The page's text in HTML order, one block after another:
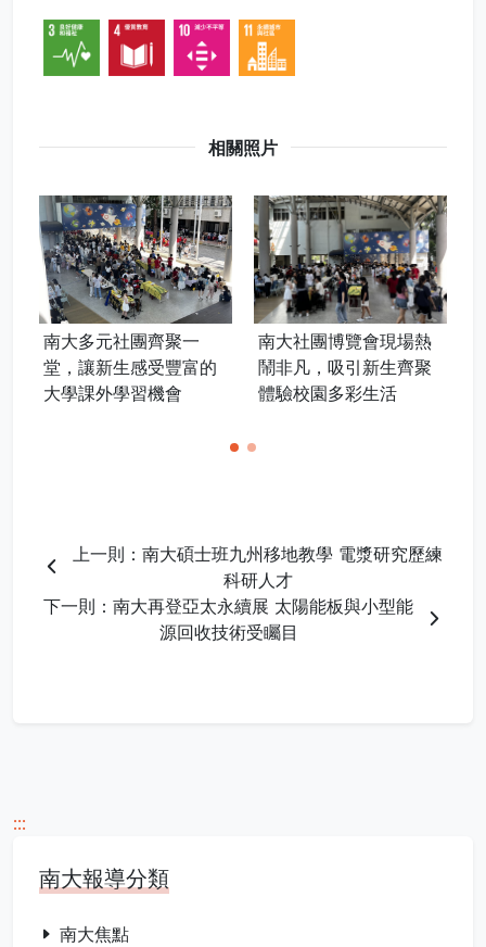
相關照片
南大多元社團齊聚一
堂，讓新生感受豐富的
大學課外學習機會
南大社團博覽會現場熱
鬧非凡，吸引新生齊聚
體驗校園多彩生活
上一則：南大碩士班九州移地教學 電漿研究歷練
科研人才
下一則：南大再登亞太永續展 太陽能板與小型能
源回收技術受矚目
:::
南大報導分類
南大焦點